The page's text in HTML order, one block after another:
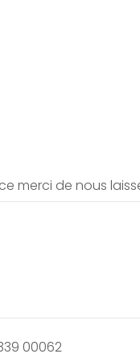
merci de nous
00062